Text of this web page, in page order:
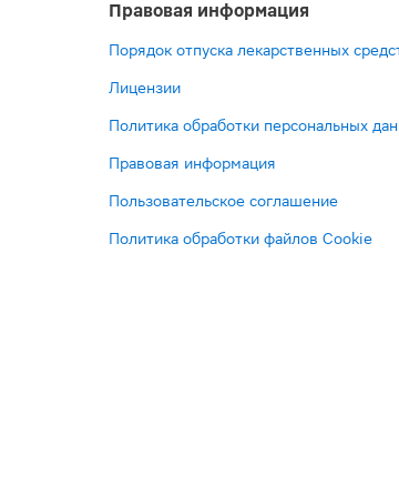
Правовая информация
Порядок отпуска лекарственных
Лицензии
Политика обработки персональных
Правовая информация
Пользовательское соглашение
Политика обработки файлов Cookie